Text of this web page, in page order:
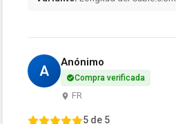
A
Anónimo
Compra verificada
FR
5 de 5